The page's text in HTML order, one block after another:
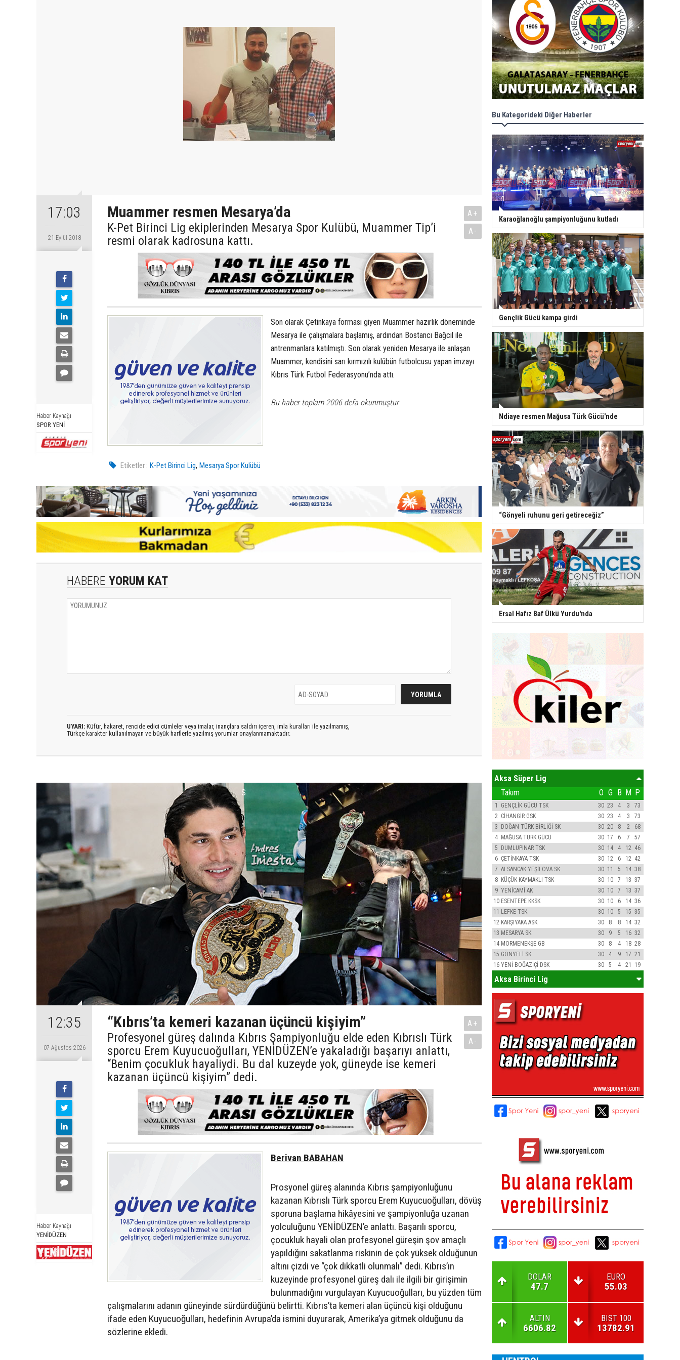
17:03
21 Eylül 2018
Haber Kaynağı
SPOR YENİ
Muammer resmen Mesarya’da
K-Pet Birinci Lig ekiplerinden Mesarya Spor Kulübü, Muammer Tip’i
resmi olarak kadrosuna kattı.
A+
A-
Son olarak Çetinkaya forması giyen Muammer hazırlık döneminde
Mesarya ile çalışmalara başlamış, ardından Bostancı Bağcıl ile
antrenmanlara katılmıştı. Son olarak yeniden Mesarya ile anlaşan
Muammer, kendisini sarı kırmızılı kulübün futbolcusu yapan imzayı
Kıbrıs Türk Futbol Federasyonu’nda attı.
Bu haber toplam 2006 defa okunmuştur
Etiketler : K-Pet Birinci Lig,Mesarya Spor Kulübü
HABERE YORUM KAT
UYARI: Küfür, hakaret, rencide edici cümleler veya imalar, inançlara saldırı içeren, imla kuralları ile yazılmamış,
Türkçe karakter kullanılmayan ve büyük harflerle yazılmış yorumlar onaylanmamaktadır.
12:35
07 Ağustos 2026
Haber Kaynağı
YENİDÜZEN
“Kıbrıs’ta kemeri kazanan üçüncü kişiyim”
Profesyonel güreş dalında Kıbrıs Şampiyonluğu elde eden Kıbrıslı Türk
sporcu Erem Kuyucuoğulları, YENİDÜZEN’e yakaladığı başarıyı anlattı,
“Benim çocukluk hayaliydi. Bu dal kuzeyde yok, güneyde ise kemeri
kazanan üçüncü kişiyim” dedi.
A+
A-
Berivan BABAHAN
Prosyonel güreş alanında Kıbrıs şampiyonluğunu
kazanan Kıbrıslı Türk sporcu Erem Kuyucuoğulları, dövüş
sporuna başlama hikâyesini ve şampiyonluğa uzanan
yolculuğunu YENİDÜZEN’e anlattı. Başarılı sporcu,
çocukluk hayali olan profesyonel güreşin şov amaçlı
yapıldığını sakatlanma riskinin de çok yüksek olduğunun
altını çizdi ve “çok dikkatli olunmalı” dedi. Kıbrıs’ın
kuzeyinde profesyonel güreş dalı ile ilgili bir girişimin
bulunmadığını vurgulayan Kuyucuoğulları, bu yüzden tüm
çalışmalarını adanın güneyinde sürdürdüğünü belirtti. Kıbrıs’ta kemeri alan üçüncü kişi olduğunu
ifade eden Kuyucuoğulları, hedefinin Avrupa’da ismini duyurarak, Amerika’ya gitmek olduğunu da
sözlerine ekledi.
Bu Kategorideki Diğer Haberler
Karaoğlanoğlu şampiyonluğunu kutladı
Gençlik Gücü kampa girdi
Ndiaye resmen Mağusa Türk Gücü'nde
“Gönyeli ruhunu geri getireceğiz”
Ersal Hafız Baf Ülkü Yurdu'nda
Aksa Süper Lig
S
Takım O G B M P
1 GENÇLİK GÜCÜ TSK 30 23 4 3
73
2 CİHANGİR GSK 30 23 4 3
73
3 DOĞAN TÜRK BİRLİĞİ SK 30 20 8 2
68
4 MAĞUSA TÜRK GÜCÜ 30 17 6 7
57
5 DUMLUPINAR TSK 30 14 4 12 46
6 ÇETİNKAYA TSK 30 12 6 12 42
7 ALSANCAK YEŞİLOVA SK 30 11 5 14 38
8 KÜÇÜK KAYMAKLI TSK 30 10 7 13 37
9 YENİCAMİ AK 30 10 7 13 37
10 ESENTEPE KKSK 30 10 6 14 36
11 LEFKE TSK 30 10 5 15 35
12 KARŞIYAKA ASK 30 8 8 14 32
13 MESARYA SK 30 9 5 16 32
14 MORMENEKŞE GB 30 8 4 18 28
15 GÖNYELİ SK 30 4 9 17 21
16 YENİ BOĞAZİÇİ DSK 30 5 4 21 19
Aksa Birinci Lig
DOLAR
47.7
EURO
55.03
ALTIN
6606.82
BIST 100
13782.91